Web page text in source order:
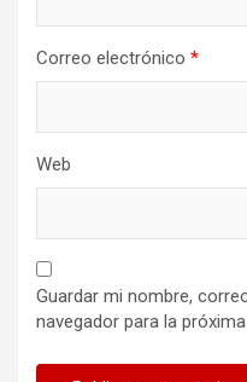
Correo electrónico *
Web
Guardar mi nombre,
navegador para la